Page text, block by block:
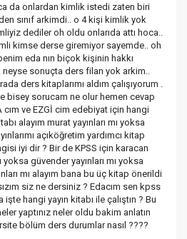
da onlardan kimlik istedi zaten biri
sınıf arkimdi.. o 4 kişi kimlik yok
dediler oh oldu onlarıda attı hoca..
kimse derse giremiyor sayemde.. oh
eda nın biçok kişinin hakkı
neyse sonuçta ders filan yok arkim..
ders kitaplarımı aldım çalışıyorum .
bisey sorucam ne olur hemen cevap
cım ve EZGİ cim edebiyat için hangi
alayım murat yayınları mı yoksa
açıköğretim yardımcı kitap
iyi dir ? Bir de KPSS için karacan
yoksa güvender yayınları mı yoksa
mı alayım bana bu üç kitap önerildi
siz ne dersiniz ? Edacım sen kpss
hangi yayın kitabı ile çalıştın ? Bu
yaptınız neler oldu bakim anlatın
bölüm ders durumlar nasıl ????